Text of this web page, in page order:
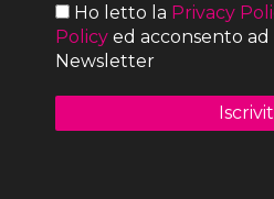
Ho letto la Privacy
Policy ed acconsento ad
Newsletter